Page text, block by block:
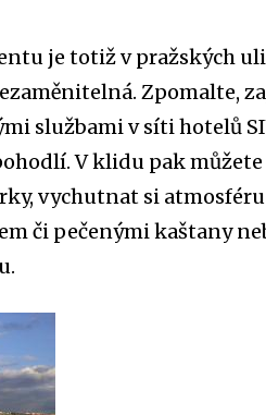
je totiž v pražských
Zpomalte,
službami v síti hotelů
V klidu pak
vychutnat si
či pečenými kaštany